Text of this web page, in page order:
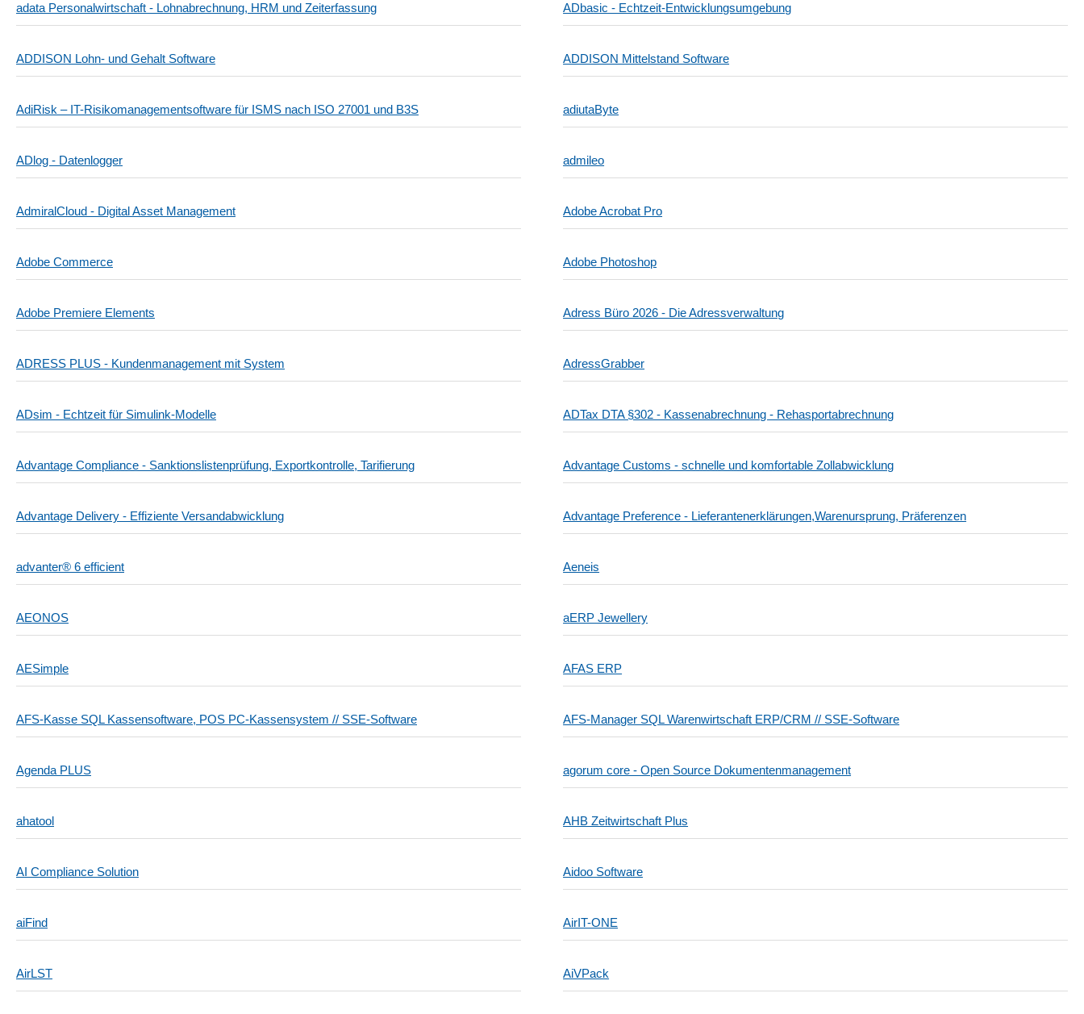
adata Personalwirtschaft - Lohnabrechnung, HRM und Zeiterfassung ADbasic - Echtzeit-Entwicklungsumgebung
ADDISON Lohn- und Gehalt Software ADDISON Mittelstand Software
AdiRisk – IT-Risikomanagementsoftware für ISMS nach ISO 27001 und B3S adiutaByte
ADlog - Datenlogger admileo
AdmiralCloud - Digital Asset Management Adobe Acrobat Pro
Adobe Commerce Adobe Photoshop
Adobe Premiere Elements Adress Büro 2026 - Die Adressverwaltung
ADRESS PLUS - Kundenmanagement mit System AdressGrabber
ADsim - Echtzeit für Simulink-Modelle ADTax DTA §302 - Kassenabrechnung - Rehasportabrechnung
Advantage Compliance - Sanktionslistenprüfung, Exportkontrolle, Tarifierung Advantage Customs - schnelle und komfortable Zollabwicklung
Advantage Delivery - Effiziente Versandabwicklung Advantage Preference - Lieferantenerklärungen,Warenursprung, Präferenzen
advanter® 6 efficient Aeneis
AEONOS aERP Jewellery
AESimple AFAS ERP
AFS-Kasse SQL Kassensoftware, POS PC-Kassensystem // SSE-Software AFS-Manager SQL Warenwirtschaft ERP/CRM // SSE-Software
Agenda PLUS agorum core - Open Source Dokumentenmanagement
ahatool AHB Zeitwirtschaft Plus
AI Compliance Solution Aidoo Software
aiFind AirIT-ONE
AirLST AiVPack